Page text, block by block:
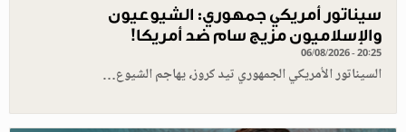
سيناتور أمريكي جمهوري: الشيوعيون
والإسلاميون مزيج سام ضد أمريكا!
06/08/2026 - 20:25
السيناتور الأمريكي الجمهوري تيد كروز، يهاجم الشيوع…